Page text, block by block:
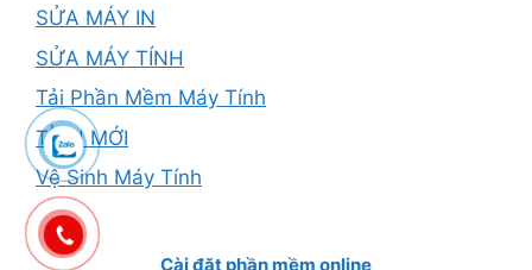
SỬA MÁY IN
SỬA MÁY TÍNH
Tải Phần Mềm Máy Tính
TỈNH MỚI
Vệ Sinh Máy Tính
Cài đặt phần mềm online